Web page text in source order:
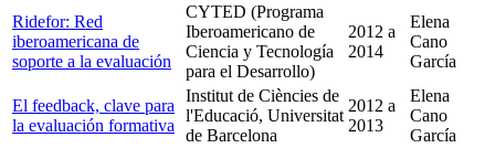
Ridefor: Red
iberoamericana de
soporte a la evaluación
CYTED (Programa
Iberoamericano de
Ciencia y Tecnología
para el Desarrollo)
2012 a
2014
Elena
Cano
García
El feedback, clave para
la evaluación formativa
Institut de Ciències de
l'Educació, Universitat
de Barcelona
2012 a
2013
Elena
Cano
García